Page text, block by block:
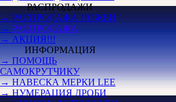
РАСПРОДАЖИ
→ РАСПРОДАЖА НОЖЕЙ
→ РАСПРОДАЖА
→ АКЦИЯ!!!
ИНФОРМАЦИЯ
→ ПОМОЩЬ
САМОКРУТЧИКУ
→ НАВЕСКА МЕРКИ LEE
→ НУМЕРАЦИЯ ДРОБИ